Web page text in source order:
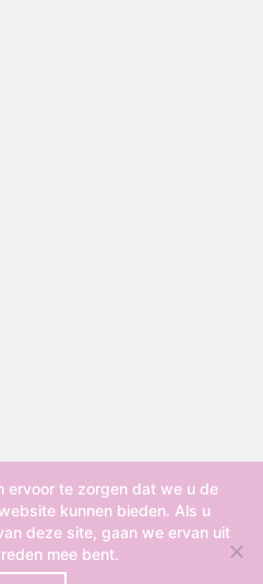
All rights reserved.
ons
voorwaarden
ervoor te zorgen dat we u de
kunnen bieden. Als u
deze site, gaan we ervan uit
mee bent.